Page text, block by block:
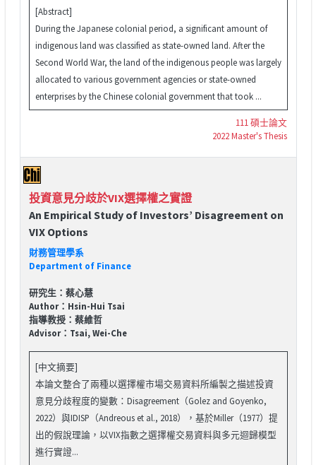
[Abstract]
During the Japanese colonial period, a significant amount of
indigenous land was classified as state-owned land. After the
Second World War, the land of the indigenous people was largely
allocated to various government agencies or state-owned
enterprises by the Chinese colonial government that took ...
111 碩士論文
2022 Master's Thesis
投資意見分歧於VIX選擇權之實證
An Empirical Study of Investors’ Disagreement on
VIX Options
財務管理學系
Department of Finance
研究生：蔡心慧
Author：Hsin-Hui Tsai
指導教授：蔡維哲
Advisor：Tsai, Wei-Che
[中文摘要]
本論文整合了兩種以選擇權市場交易資料所編製之描述投資
意見分歧程度的變數：Disagreement（Golez and Goyenko,
2022）與IDISP（Andreous et al., 2018），基於Miller（1977）提
出的假說理論，以VIX指數之選擇權交易資料與多元迴歸模型
進行實證...